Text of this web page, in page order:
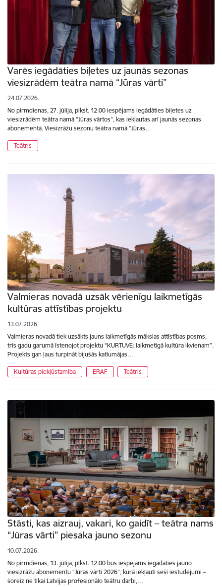
Varēs iegādāties biļetes uz jaunās sezonas
viesizrādēm teātra namā “Jūras vārti”
24.07.2026.
No pirmdienas, 27. jūlija, plkst. 12.00 iespējams iegādāties biļetes uz
viesizrādēm teātra namā “Jūras vārtos”, kas iekļautas arī jaunās sezonas
abonementā. Viesizrāžu sezonu teātra namā “Jūras…
Teātris
Valmieras novadā uzsāk vērienīgu laikmetīgās
kultūras attīstības projektu
13.07.2026.
Valmieras novadā tiek uzsākts jauns laikmetīgās mākslas attīstības posms,
trīs gadu garumā īstenojot projektu “KURTUVE: laikmetīgā kultūra ikvienam”.
Projekts gan ļaus turpināt bijušās katlumājas…
Kultūras piekļūstamība ERAF Teātris
Stāsti, kas aizrauj, vakari, ko gaidīt – teātra nams
“Jūras vārti” piesaka jauno sezonu
10.07.2026.
No pirmdienas, 13. jūlija, plkst. 12.00 būs iespējams iegādāties jauno
viesizrāžu abonementu “Jūras vārti 2026”, kurā iekļauti seši iestudējumi –
šoreiz ne tikai Latvijas profesionālo teātru darbi,…